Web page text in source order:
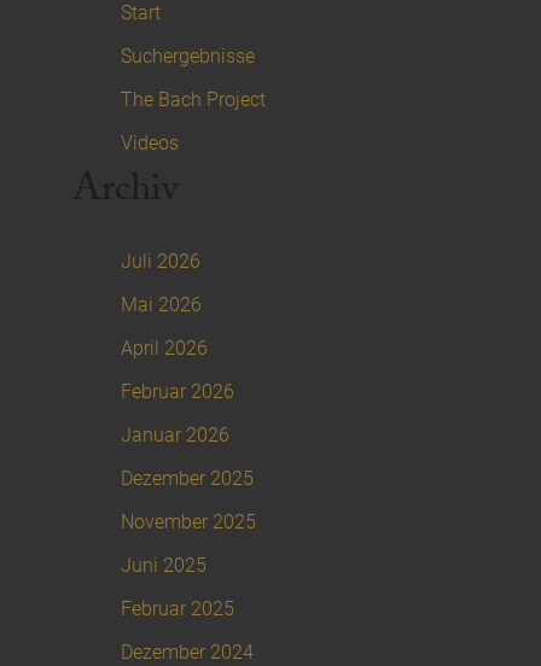
Start
Suchergebnisse
The Bach Project
Videos
Archiv
Juli 2026
Mai 2026
April 2026
Februar 2026
Januar 2026
Dezember 2025
November 2025
Juni 2025
Februar 2025
Dezember 2024